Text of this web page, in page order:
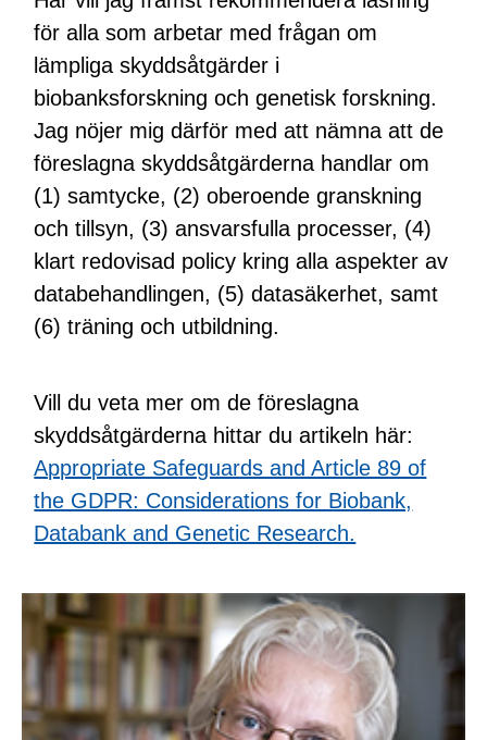
för alla som arbetar med frågan om
lämpliga skyddsåtgärder i
biobanksforskning och genetisk forskning.
Jag nöjer mig därför med att nämna att de
föreslagna skyddsåtgärderna handlar om
(1) samtycke, (2) oberoende granskning
och tillsyn, (3) ansvarsfulla processer, (4)
klart redovisad policy kring alla aspekter av
databehandlingen, (5) datasäkerhet, samt
(6) träning och utbildning.
Vill du veta mer om de föreslagna
skyddsåtgärderna hittar du artikeln här:
Appropriate Safeguards and Article 89 of
the GDPR: Considerations for Biobank,
Databank and Genetic Research.